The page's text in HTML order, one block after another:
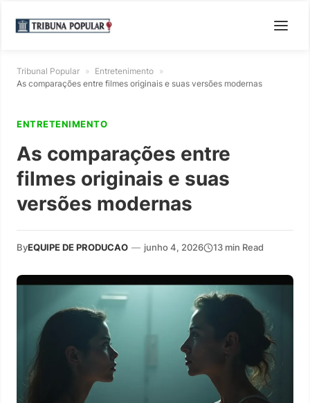
Tribunal Popular » Entretenimento »
As comparações entre filmes originais e suas versões modernas
ENTRETENIMENTO
As comparações entre
filmes originais e suas
versões modernas
ByEQUIPE DE PRODUCAO — junho 4, 2026 13 min Read